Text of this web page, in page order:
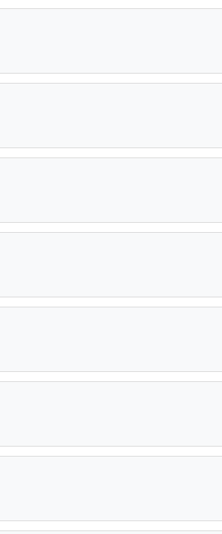
de tuercas.
instalaciones de investigación
la semana.
estable.